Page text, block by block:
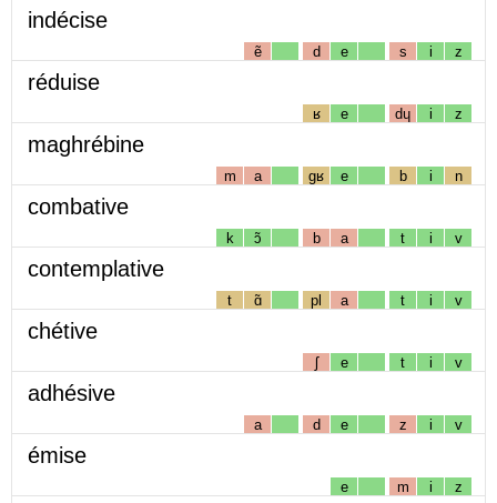
indécise
ẽ d e s i z
réduise
ʁ e dɥ i z
maghrébine
m a gʁ e b i n
combative
k ɔ̃ b a t i v
contemplative
t ɑ̃ pl a t i v
chétive
ʃ e t i v
adhésive
a d e z i v
émise
e m i z